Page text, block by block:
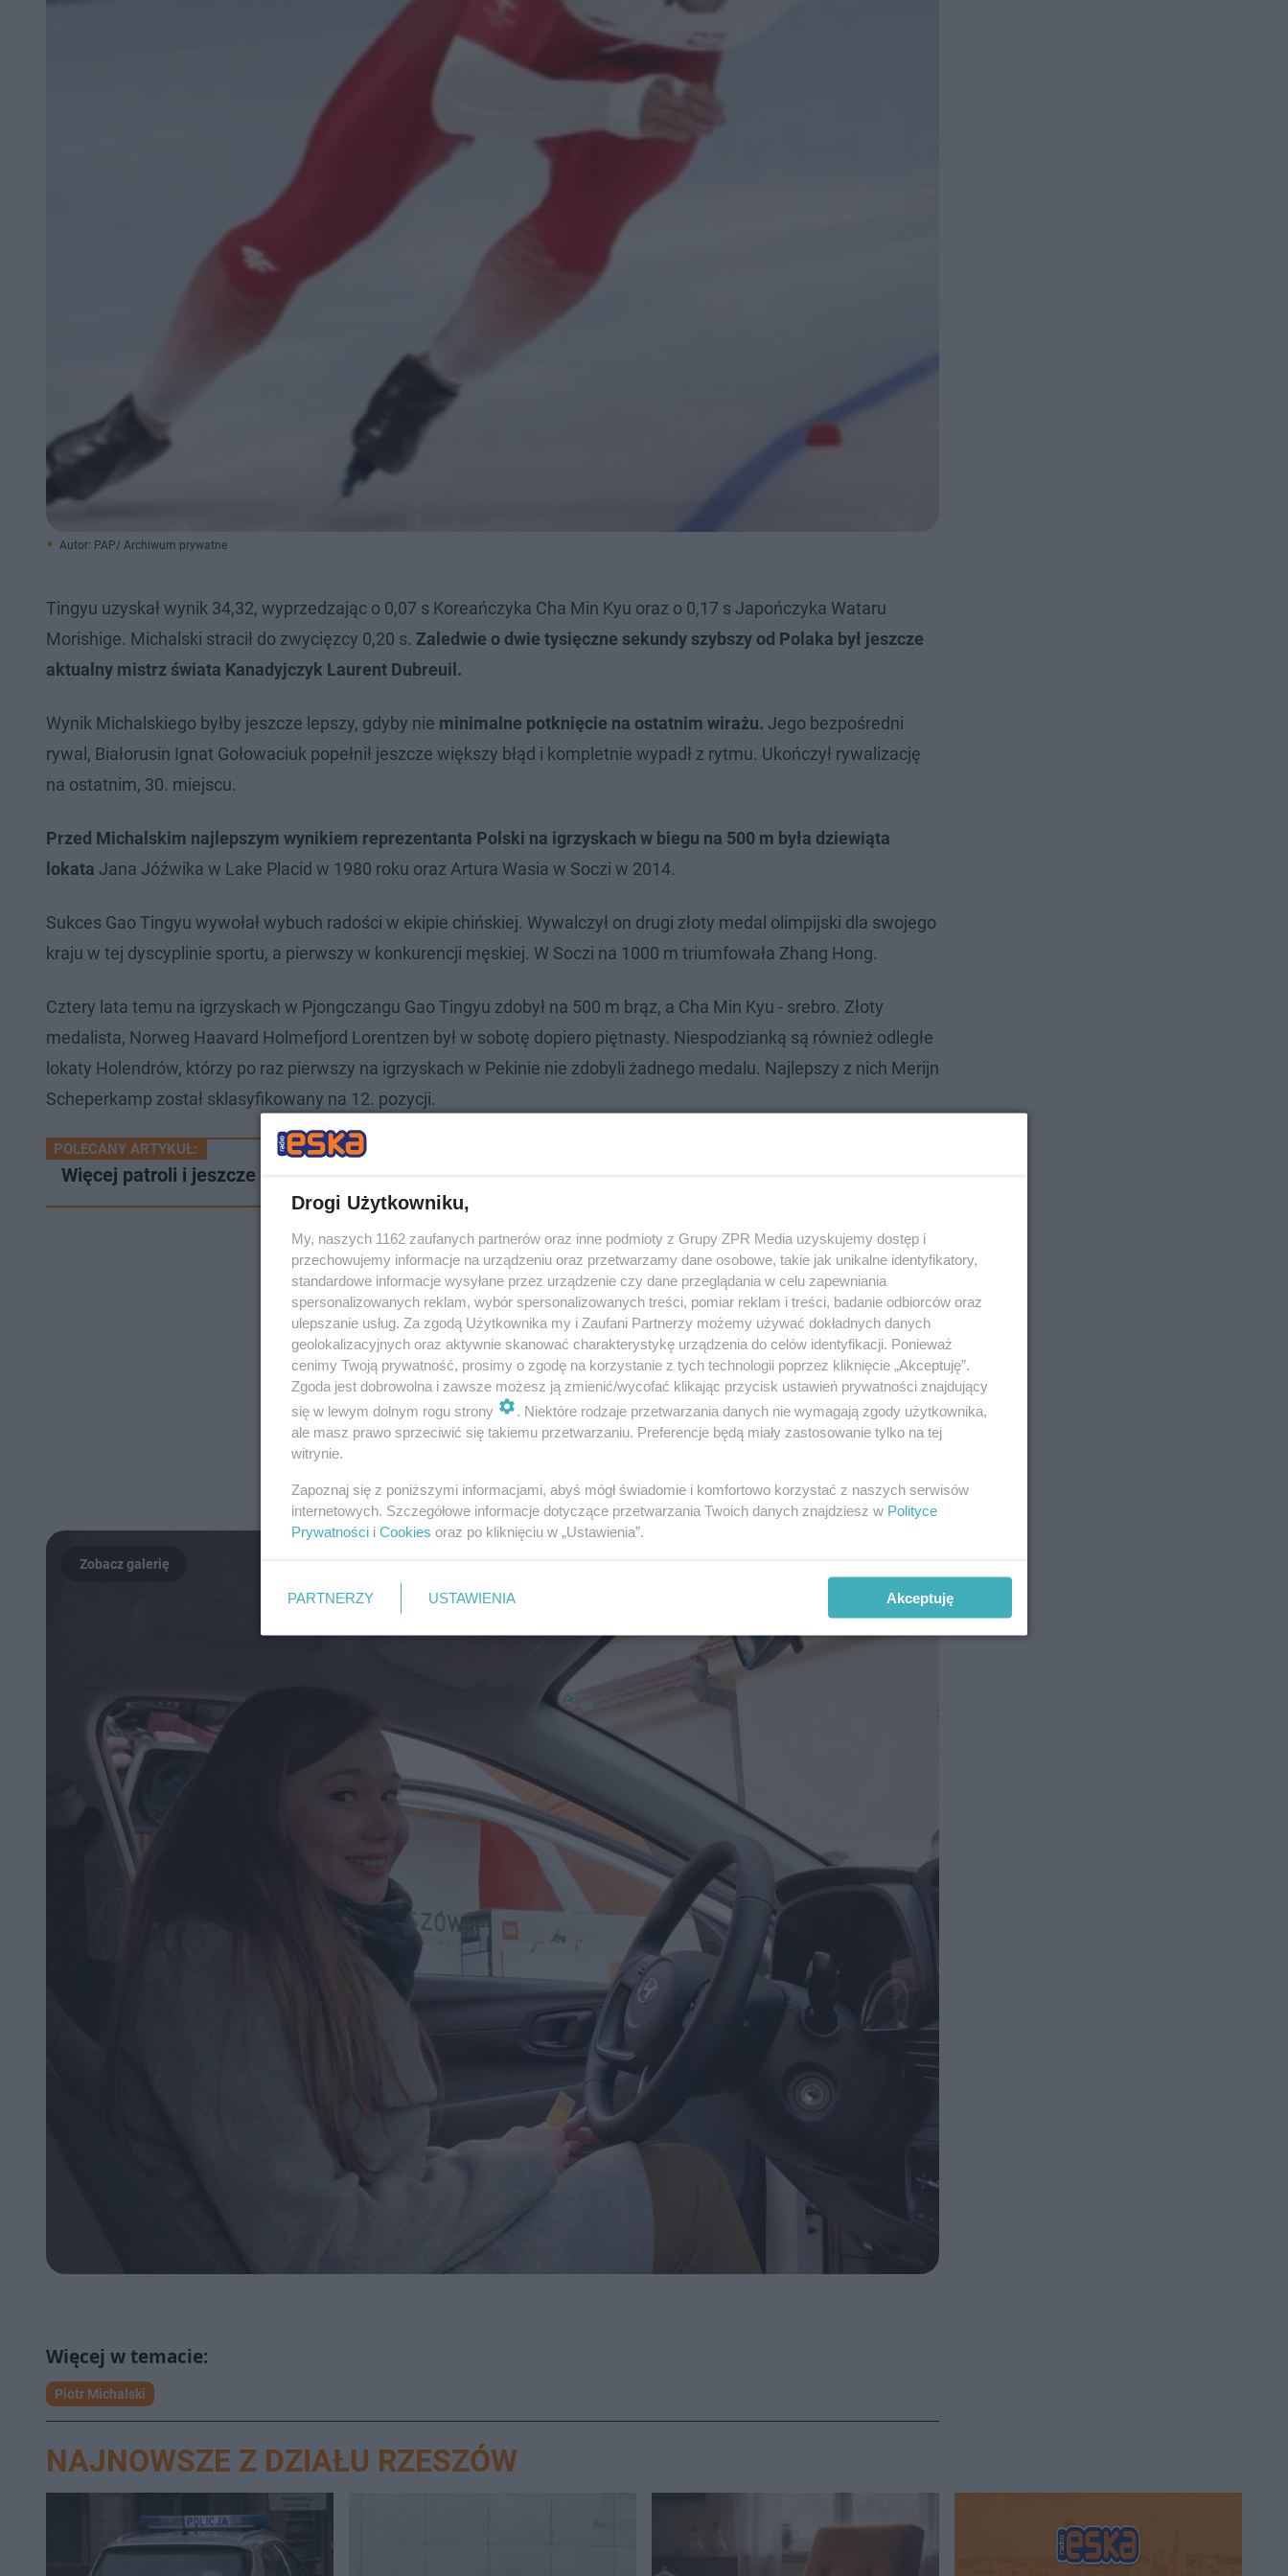
Autor: PAP/ Archiwum prywatne
Tingyu uzyskał wynik 34,32, wyprzedzając o 0,07 s Koreańczyka Cha Min Kyu oraz o 0,17 s Japończyka Wataru
Morishige. Michalski stracił do zwycięzcy 0,20 s. Zaledwie o dwie tysięczne sekundy szybszy od Polaka był jeszcze
aktualny mistrz świata Kanadyjczyk Laurent Dubreuil.
Wynik Michalskiego byłby jeszcze lepszy, gdyby nie minimalne potknięcie na ostatnim wirażu. Jego bezpośredni
rywal, Białorusin Ignat Gołowaciuk popełnił jeszcze większy błąd i kompletnie wypadł z rytmu. Ukończył rywalizację
na ostatnim, 30. miejscu.
Przed Michalskim najlepszym wynikiem reprezentanta Polski na igrzyskach w biegu na 500 m była dziewiąta
lokata Jana Jóźwika w Lake Placid w 1980 roku oraz Artura Wasia w Soczi w 2014.
Sukces Gao Tingyu wywołał wybuch radości w ekipie chińskiej. Wywalczył on drugi złoty medal olimpijski dla swojego
kraju w tej dyscyplinie sportu, a pierwszy w konkurencji męskiej. W Soczi na 1000 m triumfowała Zhang Hong.
Cztery lata temu na igrzyskach w Pjongczangu Gao Tingyu zdobył na 500 m brąz, a Cha Min Kyu - srebro. Złoty
medalista, Norweg Haavard Holmefjord Lorentzen był w sobotę dopiero piętnasty. Niespodzianką są również odległe
lokaty Holendrów, którzy po raz pierwszy na igrzyskach w Pekinie nie zdobyli żadnego medalu. Najlepszy z nich Merijn
Scheperkamp został sklasyfikowany na 12. pozycji.
POLECANY ARTYKUŁ:
Więcej patroli i jeszcze więcej kontroli. Rusza akcja „Bezpieczne Ferie 2022”
Piotr Michalski
NAJNOWSZE Z DZIAŁU RZESZÓW
Drogi Użytkowniku,
My, naszych 1162 zaufanych partnerów oraz inne podmioty z Grupy ZPR Media uzyskujemy dostęp i
przechowujemy informacje na urządzeniu oraz przetwarzamy dane osobowe, takie jak unikalne identyfikatory,
standardowe informacje wysyłane przez urządzenie czy dane przeglądania w celu zapewniania
spersonalizowanych reklam, wybór spersonalizowanych treści, pomiar reklam i treści, badanie odbiorców oraz
ulepszanie usług. Za zgodą Użytkownika my i Zaufani Partnerzy możemy używać dokładnych danych
geolokalizacyjnych oraz aktywnie skanować charakterystykę urządzenia do celów identyfikacji. Ponieważ
cenimy Twoją prywatność, prosimy o zgodę na korzystanie z tych technologii poprzez kliknięcie „Akceptuję”.
Zgoda jest dobrowolna i zawsze możesz ją zmienić/wycofać klikając przycisk ustawień prywatności znajdujący
się w lewym dolnym rogu strony
. Niektóre rodzaje przetwarzania danych nie wymagają zgody użytkownika,
ale masz prawo sprzeciwić się takiemu przetwarzaniu. Preferencje będą miały zastosowanie tylko na tej
witrynie.
Zapoznaj się z poniższymi informacjami, abyś mógł świadomie i komfortowo korzystać z naszych serwisów
internetowych. Szczegółowe informacje dotyczące przetwarzania Twoich danych znajdziesz w Polityce
Prywatności i Cookies oraz po kliknięciu w „Ustawienia”.
PARTNERZY USTAWIENIA Akceptuję